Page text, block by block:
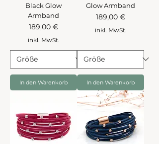
Black Glow
Armband
Preis
189,00 €
inkl. MwSt.
In den Warenkorb
Glow Armband
Preis
189,00 €
inkl. MwSt.
In den Warenkorb